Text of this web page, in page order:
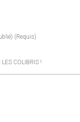
(requis)
COLIBRIS !